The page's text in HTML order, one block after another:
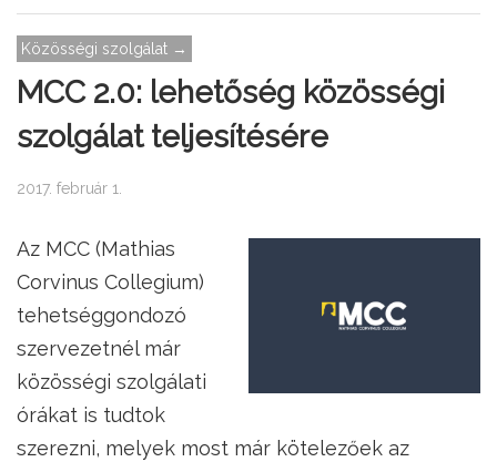
Közösségi szolgálat →
MCC 2.0: lehetőség közösségi
szolgálat teljesítésére
2017. február 1.
Az MCC (Mathias
Corvinus Collegium)
tehetséggondozó
szervezetnél már
közösségi szolgálati
órákat is tudtok
szerezni, melyek most már kötelezőek az